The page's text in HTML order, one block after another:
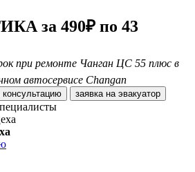
за 490₽ по 43
при ремонте Чанган ЦС 55 плюс в
автосервисе Changan
консультацию заявка на эвакуатор